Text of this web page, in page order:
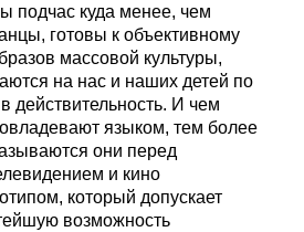
подчас куда менее, чем
готовы к объективному
массовой культуры,
на нас и наших детей по
действительность. И чем
языком, тем более
они перед
и кино
который допускает
возможность